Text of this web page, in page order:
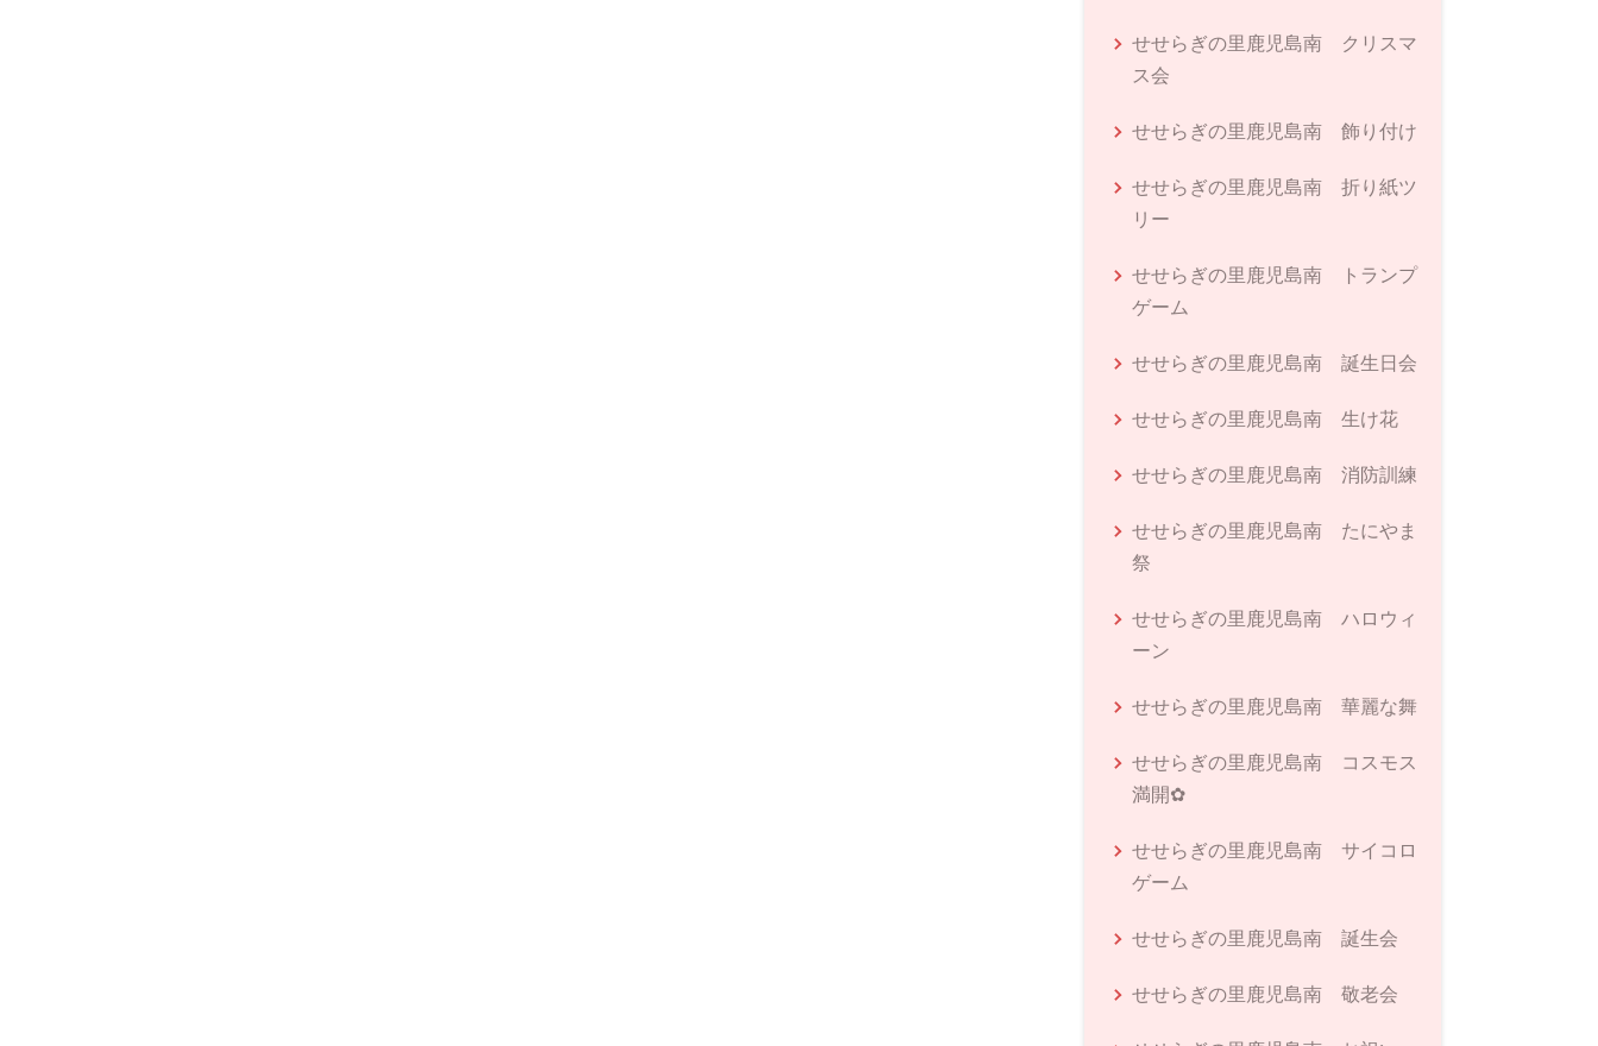
せせらぎの里鹿児島南 クリスマ
ス会
せせらぎの里鹿児島南 飾り付け
せせらぎの里鹿児島南 折り紙ツ
リー
せせらぎの里鹿児島南 トランプ
ゲーム
せせらぎの里鹿児島南 誕生日会
せせらぎの里鹿児島南 生け花
せせらぎの里鹿児島南 消防訓練
せせらぎの里鹿児島南 たにやま
祭
せせらぎの里鹿児島南 ハロウィ
ーン
せせらぎの里鹿児島南 華麗な舞
せせらぎの里鹿児島南 コスモス
満開✿
せせらぎの里鹿児島南 サイコロ
ゲーム
せせらぎの里鹿児島南 誕生会
せせらぎの里鹿児島南 敬老会